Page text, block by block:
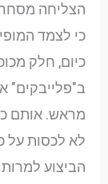
הצליחה
כי לצמד
כיום, חלק
ב"פלייבקים"
מראש. אותם
לא לכסות על
הביצוע